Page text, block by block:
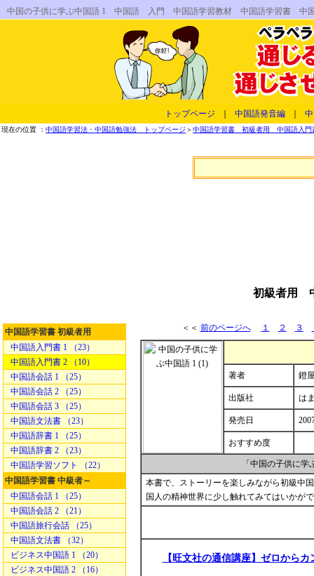
中国の子供に学ぶ中国語 1 中国語 入門 中国語学習教材 中国語学習書
トップページ 中国語発音編
現在の位置 ： 中国語学習法・中国語勉強法 トップページ ＞中国語学習書 初級者用 中国語入門
初級者用
中国語学習書 初級者用
中国語入門書 1 （23）
中国語入門書 2 （10）
中国語会話 1 （25）
中国語会話 2 （25）
中国語会話 3 （25）
中国語文法書 （23）
中国語辞書 1 （25）
中国語辞書 2 （23）
中国語学習ソフト （22）
中国語学習書 中級者～
中国語会話 1 （25）
中国語会話 2 （21）
中国語旅行会話 （25）
中国語文法書 （32）
ビジネス中国語 1 （20）
ビジネス中国語 2 （16）
＜＜ 前のページへ １ ２ ３
著者 鐙
出版社 は
発売日
おすすめ度
「中国の子供に
本書で、ストーリーを楽しみながら初級中
国人の精神世界に少し触れてみてはいかが
【旺文社の通信講座】ゼロからカ